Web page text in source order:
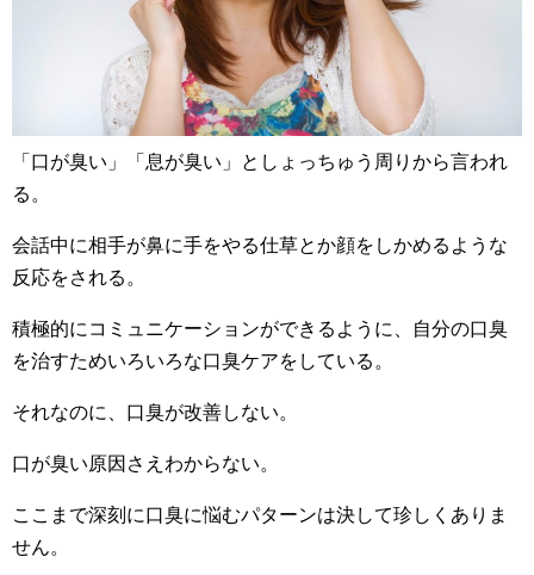
「口が臭い」「息が臭い」としょっちゅう周りから言われ
る。
会話中に相手が鼻に手をやる仕草とか顔をしかめるような
反応をされる。
積極的にコミュニケーションができるように、自分の口臭
を治すためいろいろな口臭ケアをしている。
それなのに、口臭が改善しない。
口が臭い原因さえわからない。
ここまで深刻に口臭に悩むパターンは決して珍しくありま
せん。